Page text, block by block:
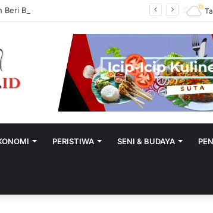
PERISTIWA SENI & BUDAYA